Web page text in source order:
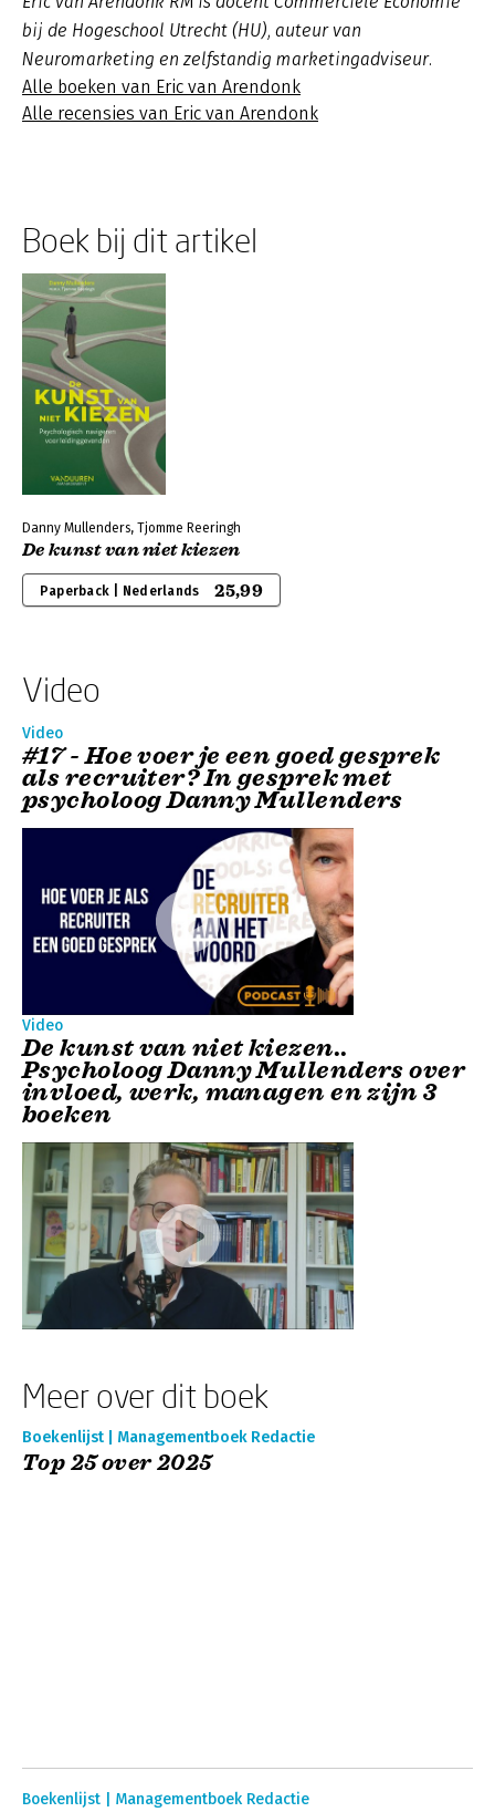
bij de Hogeschool Utrecht (HU), auteur van
Neuromarketing en zelfstandig marketingadviseur.
Alle boeken van Eric van Arendonk
Alle recensies van Eric van Arendonk
Boek bij dit artikel
Danny Mullenders, Tjomme Reeringh
De kunst van niet kiezen
Paperback | Nederlands 25,99
Video
Video
#17 - Hoe voer je een goed gesprek
als recruiter? In gesprek met
psycholoog Danny Mullenders
Video
De kunst van niet kiezen..
Psycholoog Danny Mullenders over
invloed, werk, managen en zijn 3
boeken
Meer over dit boek
Boekenlijst | Managementboek Redactie
Top 25 over 2025
Boekenlijst | Managementboek Redactie